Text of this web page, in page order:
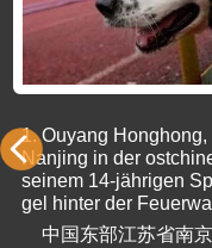
1. Ouyang
Nanjing in der
seinem 14-jährigen
gel hinter der
中国东部江苏省南